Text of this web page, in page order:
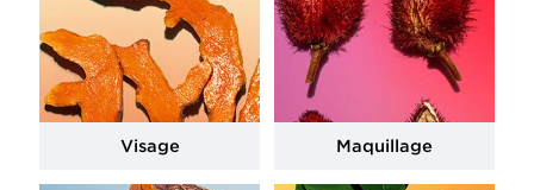
Visage Maquillage